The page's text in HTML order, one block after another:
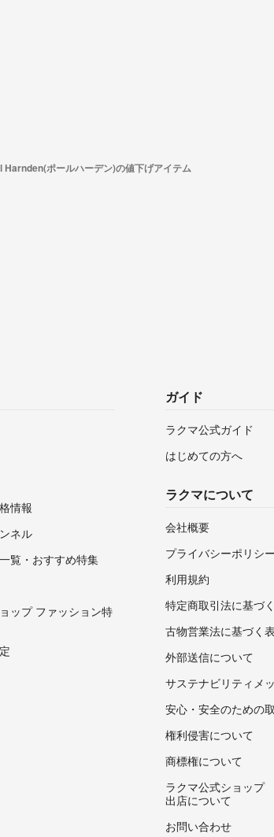
Harnden(ポールハーデン)の値下げアイテム
情報
ネル
覧・おすすめ特集
ップ ファッション特
ガイド
ラクマ公式ガイド
はじめての方へ
ラクマについて
会社概要
プライバシーポリシー
利用規約
特定商取引法に基づ
古物営業法に基づく
外部送信について
サステナビリティメ
安心・安全のための
権利侵害について
商標権について
ラクマ公式ショップ
出店について
お問い合わせ